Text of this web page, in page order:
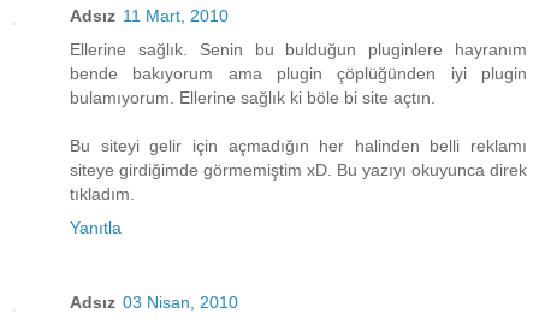
Adsız 11 Mart, 2010
Ellerine sağlık. Senin bu bulduğun pluginlere hayranım
bende bakıyorum ama plugin çöplüğünden iyi plugin
bulamıyorum. Ellerine sağlık ki böle bi site açtın.
Bu siteyi gelir için açmadığın her halinden belli reklamı
siteye girdiğimde görmemiştim xD. Bu yazıyı okuyunca direk
tıkladım.
Yanıtla
Adsız 03 Nisan, 2010